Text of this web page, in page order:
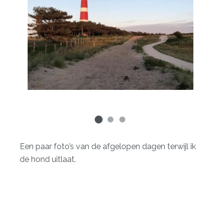
Een paar foto’s van de afgelopen dagen terwijl ik
de hond uitlaat.